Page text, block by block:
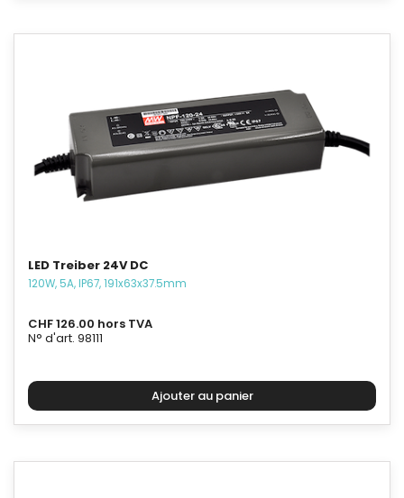
LED Treiber 24V DC
120W, 5A, IP67, 191x63x37.5mm
CHF 126.00 hors TVA
N° d'art. 98111